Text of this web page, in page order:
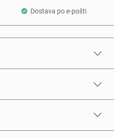
Dostava po e-pošti